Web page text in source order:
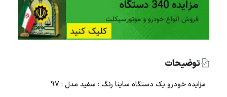
توضیحات
مزایده خودرو یک دستگاه ساینا رنگ : سفید مدل : 97